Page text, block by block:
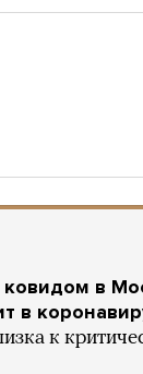
в
в
к